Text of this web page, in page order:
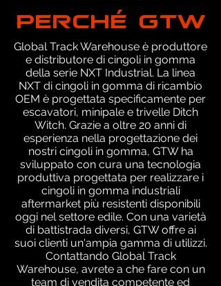
PERCHÉ GTW
Global Track Warehouse è produttore
e distributore di cingoli in gomma
della serie NXT Industrial. La linea
NXT di cingoli in gomma di ricambio
OEM è progettata specificamente per
escavatori, minipale e trivelle Ditch
Witch. Grazie a oltre 20 anni di
esperienza nella progettazione dei
nostri cingoli in gomma, GTW ha
sviluppato con cura una tecnologia
produttiva progettata per realizzare i
cingoli in gomma industriali
aftermarket più resistenti disponibili
oggi nel settore edile. Con una varietà
di battistrada diversi, GTW offre ai
suoi clienti un'ampia gamma di utilizzi.
Contattando Global Track
Warehouse, avrete a che fare con un
team di vendita competente ed